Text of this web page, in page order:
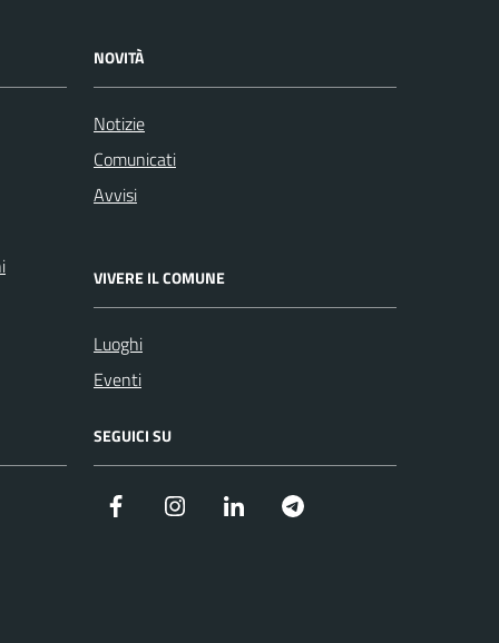
NOVITÀ
Notizie
Comunicati
Avvisi
VIVERE IL COMUNE
Luoghi
Eventi
SEGUICI SU
Facebook Instagram Linkedin